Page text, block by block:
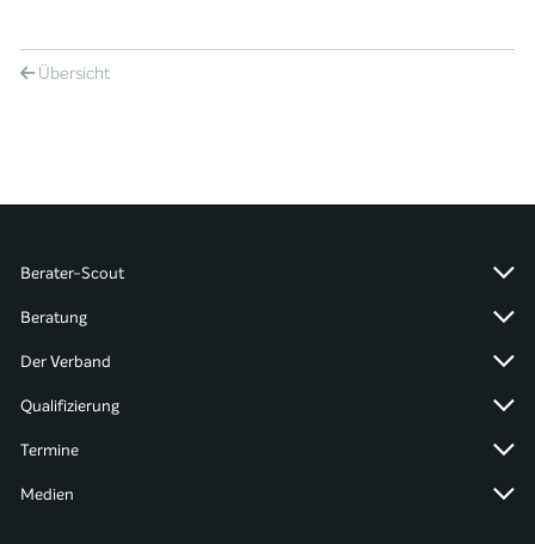
Übersicht
Berater-Scout
Beratung
Der Verband
Qualifizierung
Termine
Medien